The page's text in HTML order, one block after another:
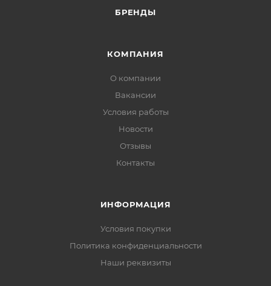
БРЕНДЫ
КОМПАНИЯ
О компании
Вакансии
Условия работы
Новости
Отзывы
Контакты
ИНФОРМАЦИЯ
Условия покупки
Политика конфиденциальности
Наши реквизиты